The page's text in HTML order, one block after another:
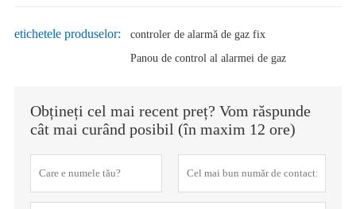
etichetele produselor:
controler de alarmă de gaz fix
Panou de control al alarmei de gaz
Obțineți cel mai recent preț? Vom răspunde
cât mai curând posibil (în maxim 12 ore)